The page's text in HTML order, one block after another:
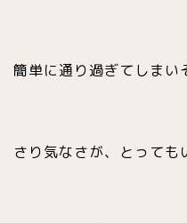
簡単に通り過ぎてしまい
さり気なさが、とっても